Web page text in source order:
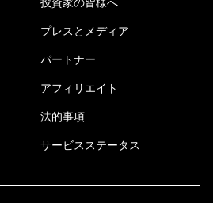
プレスとメディア
パートナー
アフィリエイト
法的事項
サービスステータス